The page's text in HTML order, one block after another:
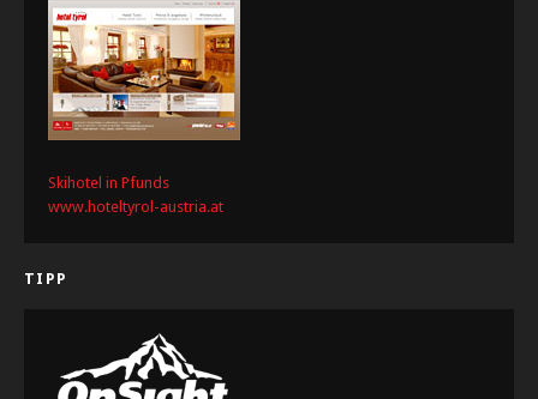
Skihotel in Pfunds
www.hoteltyrol-austria.at
TIPP